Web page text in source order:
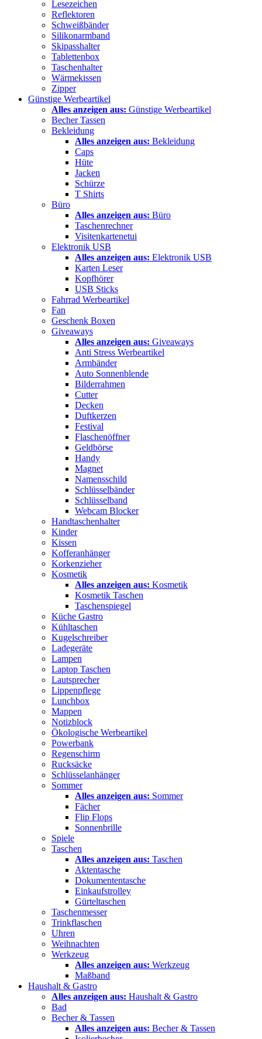
Lesezeichen
Reflektoren
Schweißbänder
Silikonarmband
Skipasshalter
Tablettenbox
Taschenhalter
Wärmekissen
Zipper
Günstige Werbeartikel
Alles anzeigen aus: Günstige Werbeartikel
Becher Tassen
Bekleidung
Alles anzeigen aus: Bekleidung
Caps
Hüte
Jacken
Schürze
T Shirts
Büro
Alles anzeigen aus: Büro
Taschenrechner
Visitenkartenetui
Elektronik USB
Alles anzeigen aus: Elektronik USB
Karten Leser
Kopfhörer
USB Sticks
Fahrrad Werbeartikel
Fan
Geschenk Boxen
Giveaways
Alles anzeigen aus: Giveaways
Anti Stress Werbeartikel
Armbänder
Auto Sonnenblende
Bilderrahmen
Cutter
Decken
Duftkerzen
Festival
Flaschenöffner
Geldbörse
Handy
Magnet
Namensschild
Schlüsselbänder
Schlüsselband
Webcam Blocker
Handtaschenhalter
Kinder
Kissen
Kofferanhänger
Korkenzieher
Kosmetik
Alles anzeigen aus: Kosmetik
Kosmetik Taschen
Taschenspiegel
Küche Gastro
Kühltaschen
Kugelschreiber
Ladegeräte
Lampen
Laptop Taschen
Lautsprecher
Lippenpflege
Lunchbox
Mappen
Notizblock
Ökologische Werbeartikel
Powerbank
Regenschirm
Rucksäcke
Schlüsselanhänger
Sommer
Alles anzeigen aus: Sommer
Fächer
Flip Flops
Sonnenbrille
Spiele
Taschen
Alles anzeigen aus: Taschen
Aktentasche
Dokumententasche
Einkaufstrolley
Gürteltaschen
Taschenmesser
Trinkflaschen
Uhren
Weihnachten
Werkzeug
Alles anzeigen aus: Werkzeug
Maßband
Haushalt & Gastro
Alles anzeigen aus: Haushalt & Gastro
Bad
Becher & Tassen
Alles anzeigen aus: Becher & Tassen